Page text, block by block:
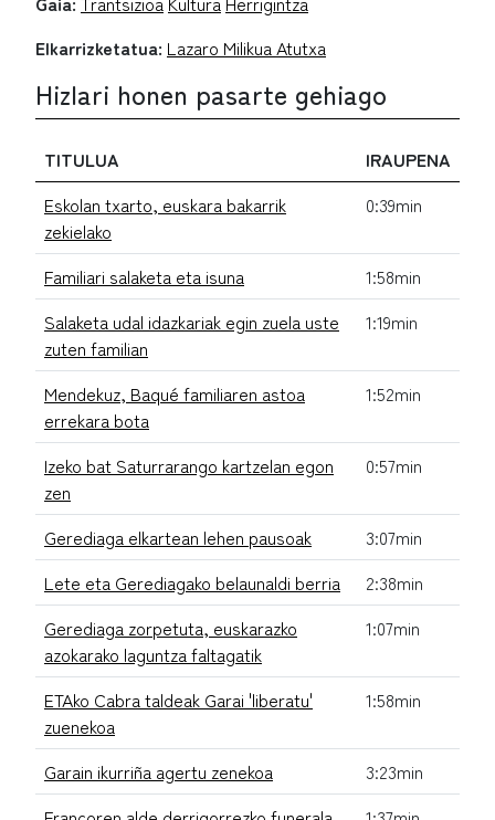
Elkarrizketatua: Lazaro Milikua Atutxa
Hizlari honen pasarte gehiago
TITULUA
IRAUPENA
Eskolan txarto, euskara bakarrik
zekielako
0:39min
Familiari salaketa eta isuna
1:58min
Salaketa udal idazkariak egin zuela uste
zuten familian
1:19min
Mendekuz, Baqué familiaren astoa
errekara bota
1:52min
Izeko bat Saturrarango kartzelan egon
zen
0:57min
Gerediaga elkartean lehen pausoak
3:07min
Lete eta Gerediagako belaunaldi berria
2:38min
Gerediaga zorpetuta, euskarazko
azokarako laguntza faltagatik
1:07min
ETAko Cabra taldeak Garai 'liberatu'
zuenekoa
1:58min
Garain ikurriña agertu zenekoa
3:23min